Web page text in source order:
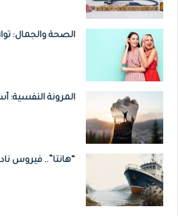
الجهاز المناعي فيصبحون
بمرض الصدفية، وفي هذه
المناعي على تحفيز أجزاء
خلايا جديدة بسرعة أكبر من
يؤدي إلى جعل الجلد أكثر
عليه.
لكن الوراثة ليست دائما
تحدث بسبب القلق الزائد
الصحة والجمال:
المرونة النفسية:
“هانتا”.. فيروس